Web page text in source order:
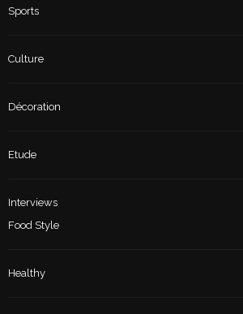
Sports
Culture
Décoration
Etude
Interviews
Food Style
Healthy